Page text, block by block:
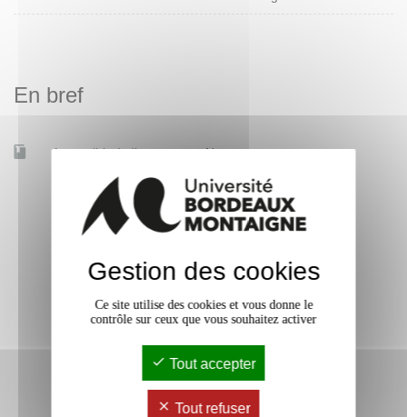
En bref
Accessible à distance Non
Gestion des cookies
Ce site utilise des cookies et vous donne le
contrôle sur ceux que vous souhaitez activer
Tout accepter
Tout refuser